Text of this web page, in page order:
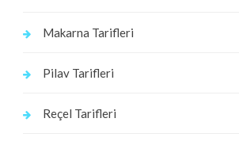
Makarna Tarifleri
Pilav Tarifleri
Reçel Tarifleri